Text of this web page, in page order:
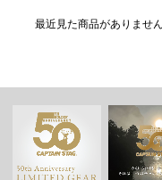
最近見た商品がありません